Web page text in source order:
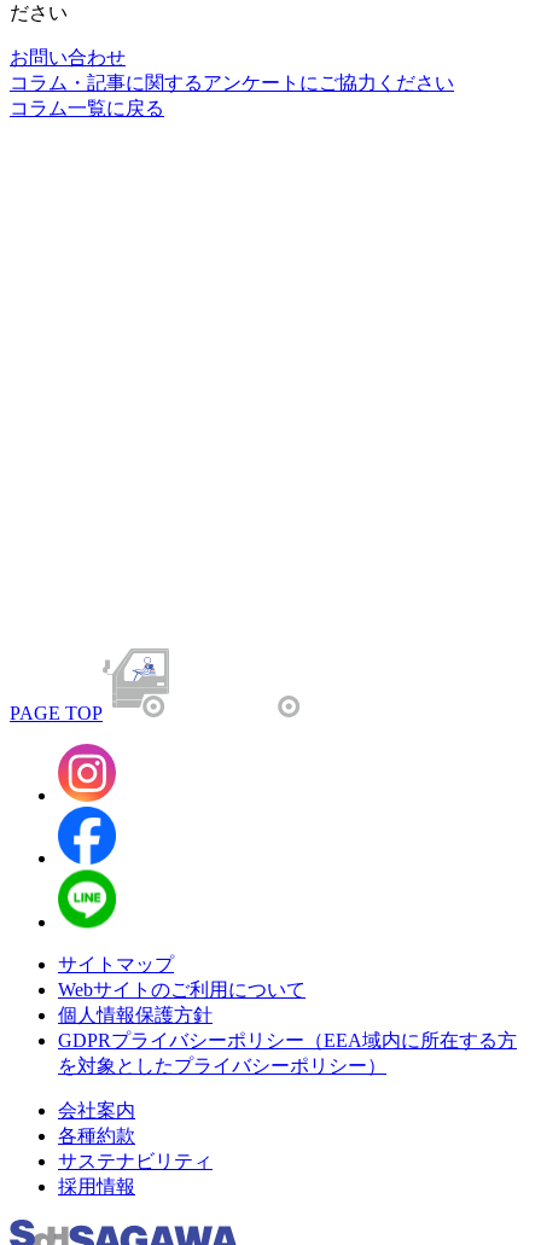
ださい
お問い合わせ
コラム・記事に関するアンケートにご協力ください
コラム一覧に戻る
PAGE TOP
サイトマップ
Webサイトのご利用について
個人情報保護方針
GDPRプライバシーポリシー（EEA域内に所在する方
を対象としたプライバシーポリシー）
会社案内
各種約款
サステナビリティ
採用情報